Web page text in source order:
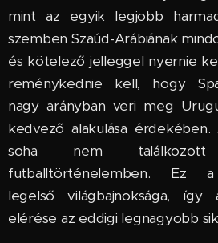
mint az egyik legjobb
szemben Szaúd-Arábiának
és kötelező jelleggel nyernie
reménykednie kell, hogy
nagy arányban veri meg
kedvező alakulása
soha nem
futballtörténelemben. Ez a
legelső világbajnoksága, így
elérése az eddigi legnagyobb